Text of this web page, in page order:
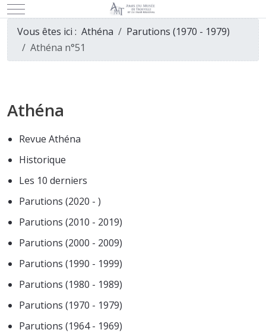
Mobile Menu Toggle
Vous êtes ici : Athéna
Parutions (1970 - 1979)
Athéna n°51
Athéna
Revue Athéna
Historique
Les 10 derniers
Parutions (2020 - )
Parutions (2010 - 2019)
Parutions (2000 - 2009)
Parutions (1990 - 1999)
Parutions (1980 - 1989)
Parutions (1970 - 1979)
Parutions (1964 - 1969)